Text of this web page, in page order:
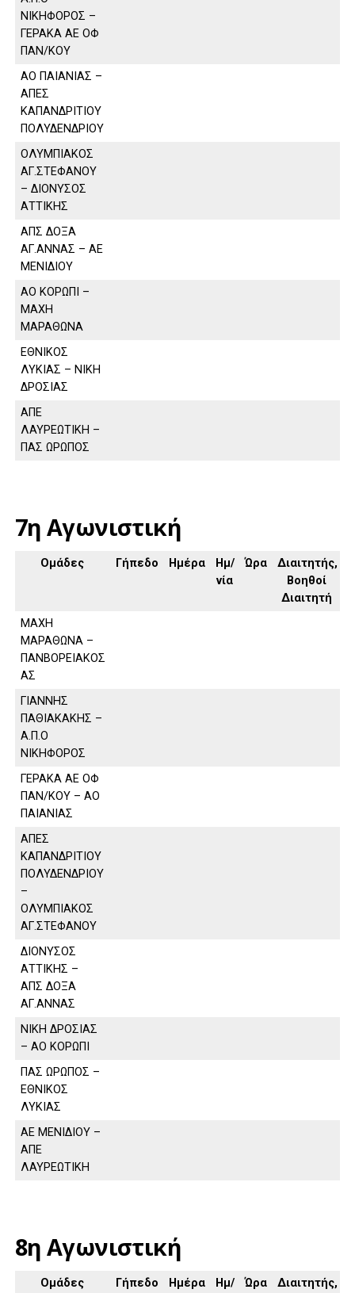
ΝΙΚΗΦΟΡΟΣ –
ΓΕΡΑΚΑ ΑΕ ΟΦ
ΠΑΝ/ΚΟΥ
ΑΟ ΠΑΙΑΝΙΑΣ –
ΑΠΕΣ
ΚΑΠΑΝΔΡΙΤΙΟΥ
ΠΟΛΥΔΕΝΔΡΙΟΥ
ΟΛΥΜΠΙΑΚΟΣ
ΑΓ.ΣΤΕΦΑΝΟΥ
– ΔΙΟΝΥΣΟΣ
ΑΤΤΙΚΗΣ
ΑΠΣ ΔΟΞΑ
ΑΓ.ΑΝΝΑΣ – ΑΕ
ΜΕΝΙΔΙΟΥ
ΑΟ ΚΟΡΩΠΙ –
ΜΑΧΗ
ΜΑΡΑΘΩΝΑ
ΕΘΝΙΚΟΣ
ΛΥΚΙΑΣ – ΝΙΚΗ
ΔΡΟΣΙΑΣ
ΑΠΕ
ΛΑΥΡΕΩΤΙΚΗ –
ΠΑΣ ΩΡΩΠΟΣ
7η Αγωνιστική
Ομάδες Γήπεδο Ημέρα
Ημ/
νία
Ώρα
Διαιτητής,
Βοηθοί
Διαιτητή
ΜΑΧΗ
ΜΑΡΑΘΩΝΑ –
ΠΑΝΒΟΡΕΙΑΚΟΣ
ΑΣ
ΓΙΑΝΝΗΣ
ΠΑΘΙΑΚΑΚΗΣ –
Α.Π.Ο
ΝΙΚΗΦΟΡΟΣ
ΓΕΡΑΚΑ ΑΕ ΟΦ
ΠΑΝ/ΚΟΥ – ΑΟ
ΠΑΙΑΝΙΑΣ
ΑΠΕΣ
ΚΑΠΑΝΔΡΙΤΙΟΥ
ΠΟΛΥΔΕΝΔΡΙΟΥ
–
ΟΛΥΜΠΙΑΚΟΣ
ΑΓ.ΣΤΕΦΑΝΟΥ
ΔΙΟΝΥΣΟΣ
ΑΤΤΙΚΗΣ –
ΑΠΣ ΔΟΞΑ
ΑΓ.ΑΝΝΑΣ
ΝΙΚΗ ΔΡΟΣΙΑΣ
– ΑΟ ΚΟΡΩΠΙ
ΠΑΣ ΩΡΩΠΟΣ –
ΕΘΝΙΚΟΣ
ΛΥΚΙΑΣ
ΑΕ ΜΕΝΙΔΙΟΥ –
ΑΠΕ
ΛΑΥΡΕΩΤΙΚΗ
8η Αγωνιστική
Ομάδες Γήπεδο Ημέρα
Ημ/
Ώρα
Διαιτητής,